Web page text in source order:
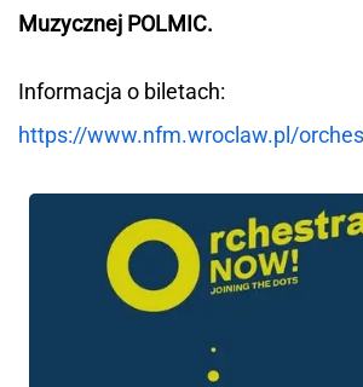
Muzycznej POLMIC.
Informacja o biletach:
https://www.nfm.wroclaw.pl/